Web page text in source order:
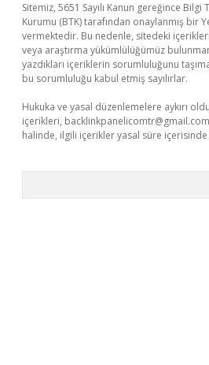
Sitemiz, 5651 Sayılı Kanun gereğince
Kurumu (BTK) tarafından onaylanmış bir
vermektedir. Bu nedenle, sitedeki
veya araştırma yükümlülüğümüz
yazdıkları içeriklerin sorumluluğunu
bu sorumluluğu kabul etmiş sayılırlar.
Hukuka ve yasal düzenlemelere aykırı
içerikleri, backlinkpanelicomtr@gmail.com
halinde, ilgili içerikler yasal süre içerisinde